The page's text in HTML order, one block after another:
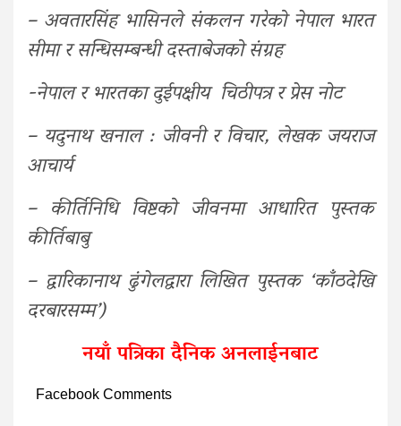
– अवतारसिंह भासिनले संकलन गरेको नेपाल भारत
सीमा र सन्धिसम्बन्धी दस्ताबेजको संग्रह
-नेपाल र भारतका दुईपक्षीय चिठीपत्र र प्रेस नोट
– यदुनाथ खनाल : जीवनी र विचार, लेखक जयराज
आचार्य
– कीर्तिनिधि विष्टको जीवनमा आधारित पुस्तक
कीर्तिबाबु
– द्वारिकानाथ ढुंगेलद्वारा लिखित पुस्तक ‘काँठदेखि
दरबारसम्म’)
नयाँ पत्रिका दैनिक अनलाईनबाट
Facebook Comments